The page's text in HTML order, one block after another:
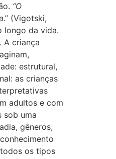
“O
.” (Vigotski,
longo da vida.
A criança
estrutural,
as crianças
adultos e com
sob uma
gêneros,
os tipos